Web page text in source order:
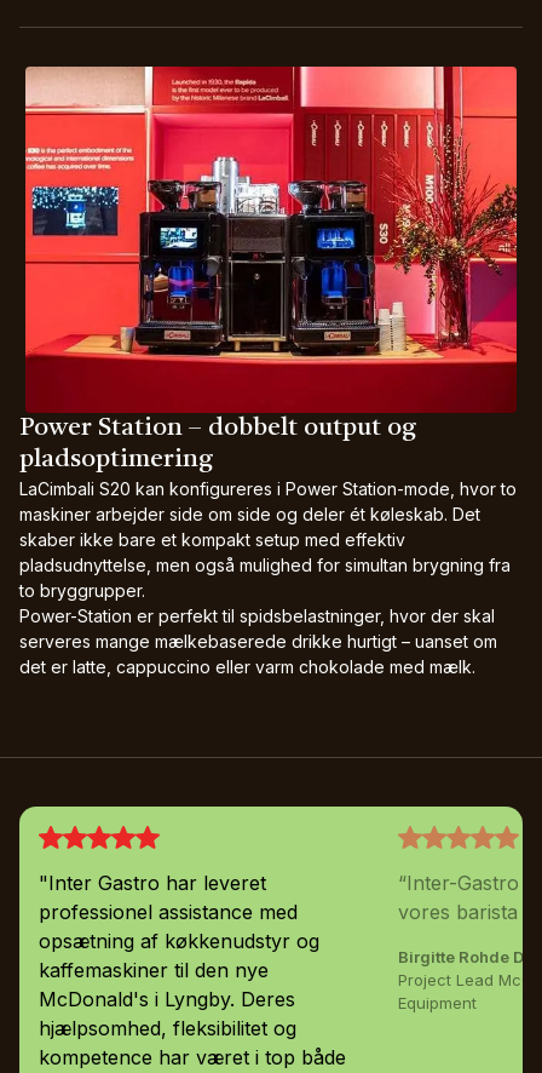
Power Station – dobbelt output og
pladsoptimering
LaCimbali S20 kan konfigureres i Power Station-mode, hvor to
maskiner arbejder side om side og deler ét køleskab. Det
skaber ikke bare et kompakt setup med effektiv
pladsudnyttelse, men også mulighed for simultan brygning fra
to bryggrupper.
Power-Station er perfekt til spidsbelastninger, hvor der skal
serveres mange mælkebaserede drikke hurtigt – uanset om
det er latte, cappuccino eller varm chokolade med mælk.
"Inter Gastro har leveret
professionel assistance med
opsætning af køkkenudstyr og
kaffemaskiner til den nye
McDonald's i Lyngby. Deres
hjælpsomhed, fleksibilitet og
kompetence har været i top både
“Inter-Gastro
vores barista
Birgitte Rohde
Project Lead
Equipment